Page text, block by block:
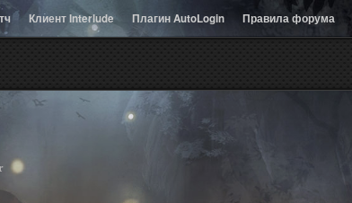
Клиент Interlude Плагин AutoLogin Правила форума